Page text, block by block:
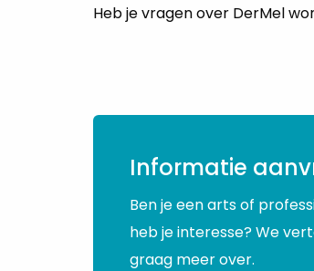
Heb je vragen over DerMel
Informatie
Ben je een arts of
heb je interesse? We
graag meer over.